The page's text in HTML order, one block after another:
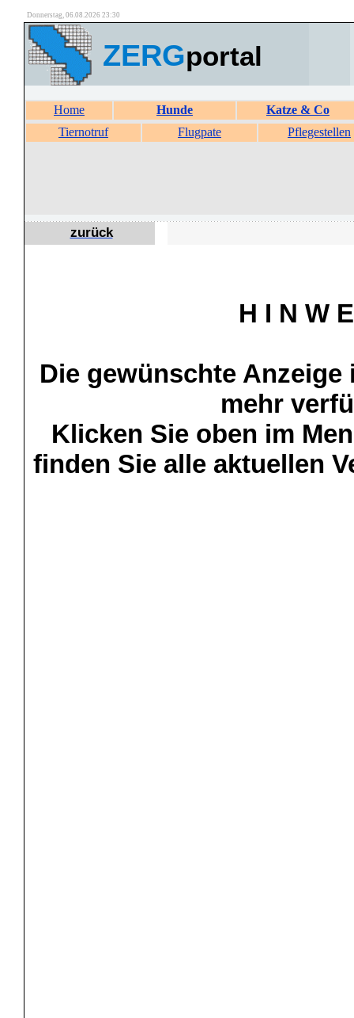
Donnerstag, 06.08.2026 23:30
ZERGportal
Home Hunde
Katze & Co
Tiernotruf
Flugpate Pflegestellen
zurück
H I N W
Die gewünschte
mehr
Klicken Sie oben im
finden Sie alle aktuellen